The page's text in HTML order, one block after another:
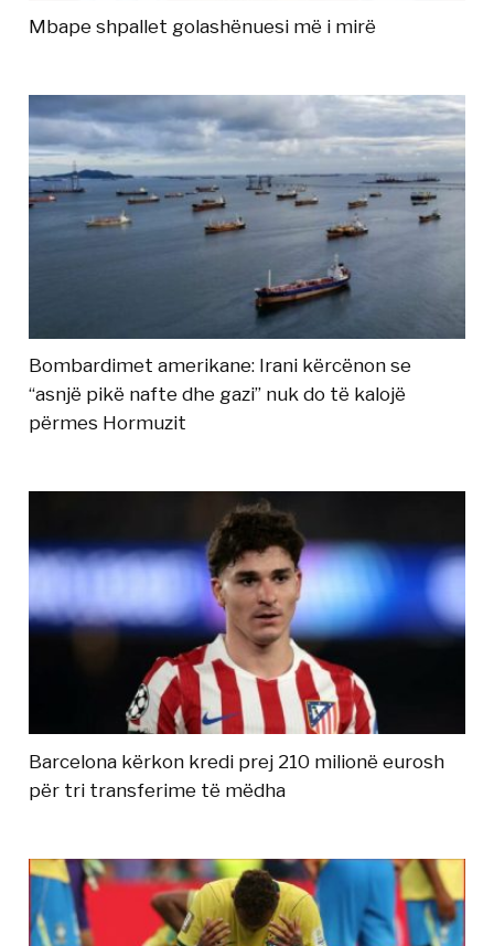
Mbape shpallet golashënuesi më i mirë
Bombardimet amerikane: Irani kërcënon se
“asnjë pikë nafte dhe gazi” nuk do të kalojë
përmes Hormuzit
Barcelona kërkon kredi prej 210 milionë eurosh
për tri transferime të mëdha